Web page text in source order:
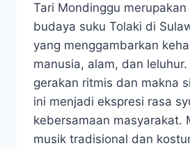
Tari Mondinggu merupakan
budaya suku Tolaki di
yang menggambarkan
manusia, alam, dan leluhur.
gerakan ritmis dan makna
ini menjadi ekspresi rasa
kebersamaan masyarakat.
musik tradisional dan